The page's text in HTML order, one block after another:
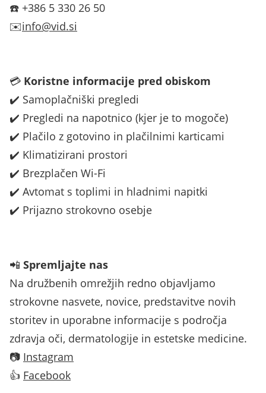
☎️ +386 5 330 26 50
✉️info@vid.si
💳 Koristne informacije pred obiskom
✔️ Samoplačniški pregledi
✔️ Pregledi na napotnico (kjer je to mogoče)
✔️ Plačilo z gotovino in plačilnimi karticami
✔️ Klimatizirani prostori
✔️ Brezplačen Wi-Fi
✔️ Avtomat s toplimi in hladnimi napitki
✔️ Prijazno strokovno osebje
📲 Spremljajte nas
Na družbenih omrežjih redno objavljamo
strokovne nasvete, novice, predstavitve novih
storitev in uporabne informacije s področja
zdravja oči, dermatologije in estetske medicine.
📷 Instagram
👍 Facebook